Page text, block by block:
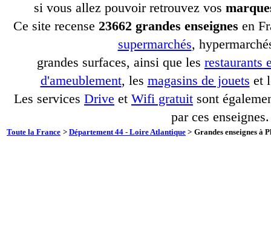
si vous allez pouvoir retrouvez vos
Ce site recense 23662 grandes enseignes en
supermarchés,
grandes surfaces, ainsi que les restaurants
d'ameublement, les magasins de jouets et
Les services Drive et Wifi gratuit sont
par ces enseignes.
Toute la France > Département 44 - Loire Atlantique > Grandes enseignes à